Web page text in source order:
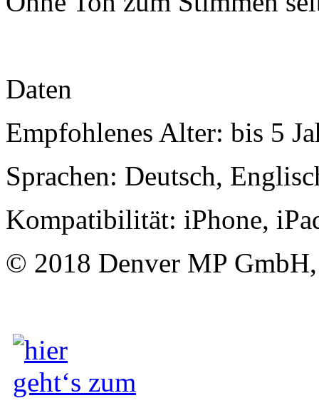
Daten
Empfohlenes Alter: bis 5
Sprachen: Deutsch,
Kompatibilität: iPhone,
© 2018 Denver MP